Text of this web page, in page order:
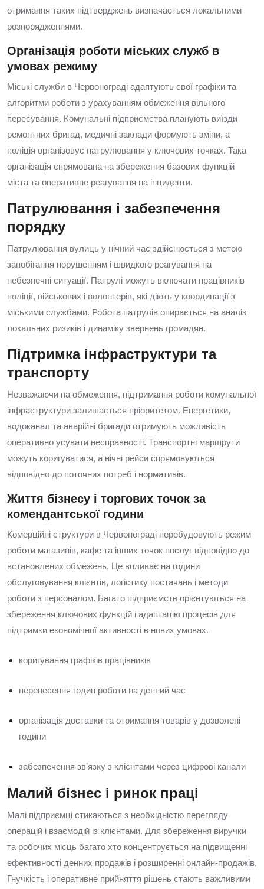
отримання таких підтверджень визначається локальними
розпорядженнями.
Організація роботи міських служб в
умовах режиму
Міські служби в Червонограді адаптують свої графіки та
алгоритми роботи з урахуванням обмеження вільного
пересування. Комунальні підприємства планують виїзди
ремонтних бригад, медичні заклади формують зміни, а
поліція організовує патрулювання у ключових точках. Така
організація спрямована на збереження базових функцій
міста та оперативне реагування на інциденти.
Патрулювання і забезпечення
порядку
Патрулювання вулиць у нічний час здійснюється з метою
запобігання порушенням і швидкого реагування на
небезпечні ситуації. Патрулі можуть включати працівників
поліції, військових і волонтерів, які діють у координації з
міськими службами. Робота патрулів опирається на аналіз
локальних ризиків і динаміку звернень громадян.
Підтримка інфраструктури та
транспорту
Незважаючи на обмеження, підтримання роботи комунальної
інфраструктури залишається пріоритетом. Енергетики,
водоканал та аварійні бригади отримують можливість
оперативно усувати несправності. Транспортні маршрути
можуть коригуватися, а нічні рейси спрямовуються
відповідно до поточних потреб і нормативів.
Життя бізнесу і торгових точок за
комендантської години
Комерційні структури в Червонограді перебудовують режим
роботи магазинів, кафе та інших точок послуг відповідно до
встановлених обмежень. Це впливає на години
обслуговування клієнтів, логістику постачань і методи
роботи з персоналом. Багато підприємств орієнтуються на
збереження ключових функцій і адаптацію процесів для
підтримки економічної активності в нових умовах.
коригування графіків працівників
перенесення годин роботи на денний час
організація доставки та отримання товарів у дозволені
години
забезпечення звʼязку з клієнтами через цифрові канали
Малий бізнес і ринок праці
Малі підприємці стикаються з необхідністю перегляду
операцій і взаємодій із клієнтами. Для збереження виручки
та робочих місць багато хто концентрується на підвищенні
ефективності денних продажів і розширенні онлайн-продажів.
Гнучкість і оперативне прийняття рішень стають важливими